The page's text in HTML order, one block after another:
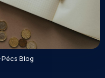
·Pécs Blog